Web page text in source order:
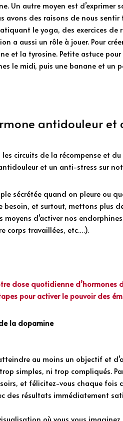
Un autre moyen est d’exprimer
avons des raisons de nous
le yoga, des exercices
a aussi un rôle à jouer. Pour
et la tyrosine. Petite astuce
le midi, puis une banane et un
antidouleur
circuits de la récompense et
et un anti-stress sur
sécrétée quand on pleure ou
besoin, et surtout, mettons plus
d’activer nos
corps travaillées, etc.…).
dose quotidienne
pour activer le pouvoir des
la dopamine
au moins un objectif et
simples, ni trop compliqués.
et félicitez-vous chaque fois
des résultats immédiatement
où vous vous